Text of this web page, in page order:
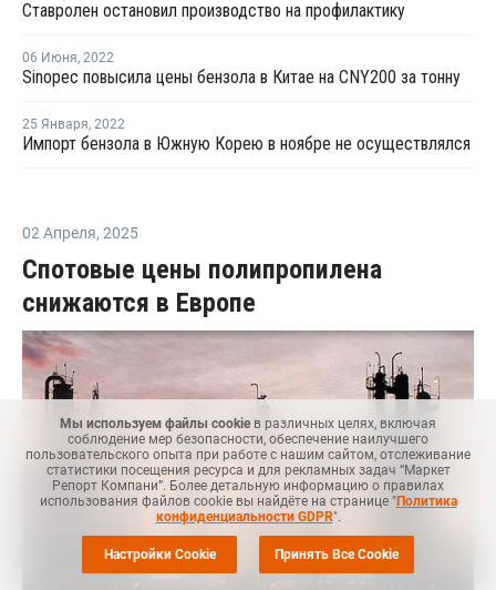
Ставролен остановил производство на профилактику
06 Июня, 2022
Sinopec повысила цены бензола в Китае на CNY200 за тонну
25 Января, 2022
Импорт бензола в Южную Корею в ноябре не осуществлялся
02 Апреля, 2025
Спотовые цены полипропилена
снижаются в Европе
Мы используем файлы cookie в различных целях, включая
соблюдение мер безопасности, обеспечение наилучшего
пользовательского опыта при работе с нашим сайтом, отслеживание
статистики посещения ресурса и для рекламных задач “Маркет
Репорт Компани”. Более детальную информацию о правилах
использования файлов cookie вы найдёте на странице " Политика
конфиденциальности GDPR".
Настройки Cookie Принять Все Cookie